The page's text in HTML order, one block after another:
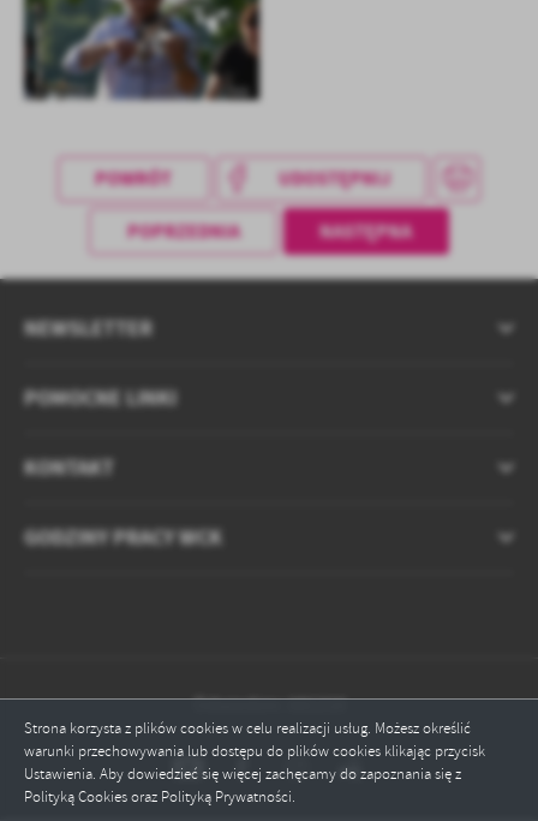
Strona korzysta z plików cookies w celu realizacji usług. Możesz określić
warunki przechowywania lub dostępu do plików cookies klikając przycisk
Ustawienia. Aby dowiedzieć się więcej zachęcamy do zapoznania się z
Polityką Cookies oraz Polityką Prywatności.
POWRÓT UDOSTĘPNIJ
POPRZEDNIA NASTĘPNA
POMOCNE LINKI
KONTAKT
GODZINY PRACY WCK
NEWSLETTER
Odwiedzin: 681210